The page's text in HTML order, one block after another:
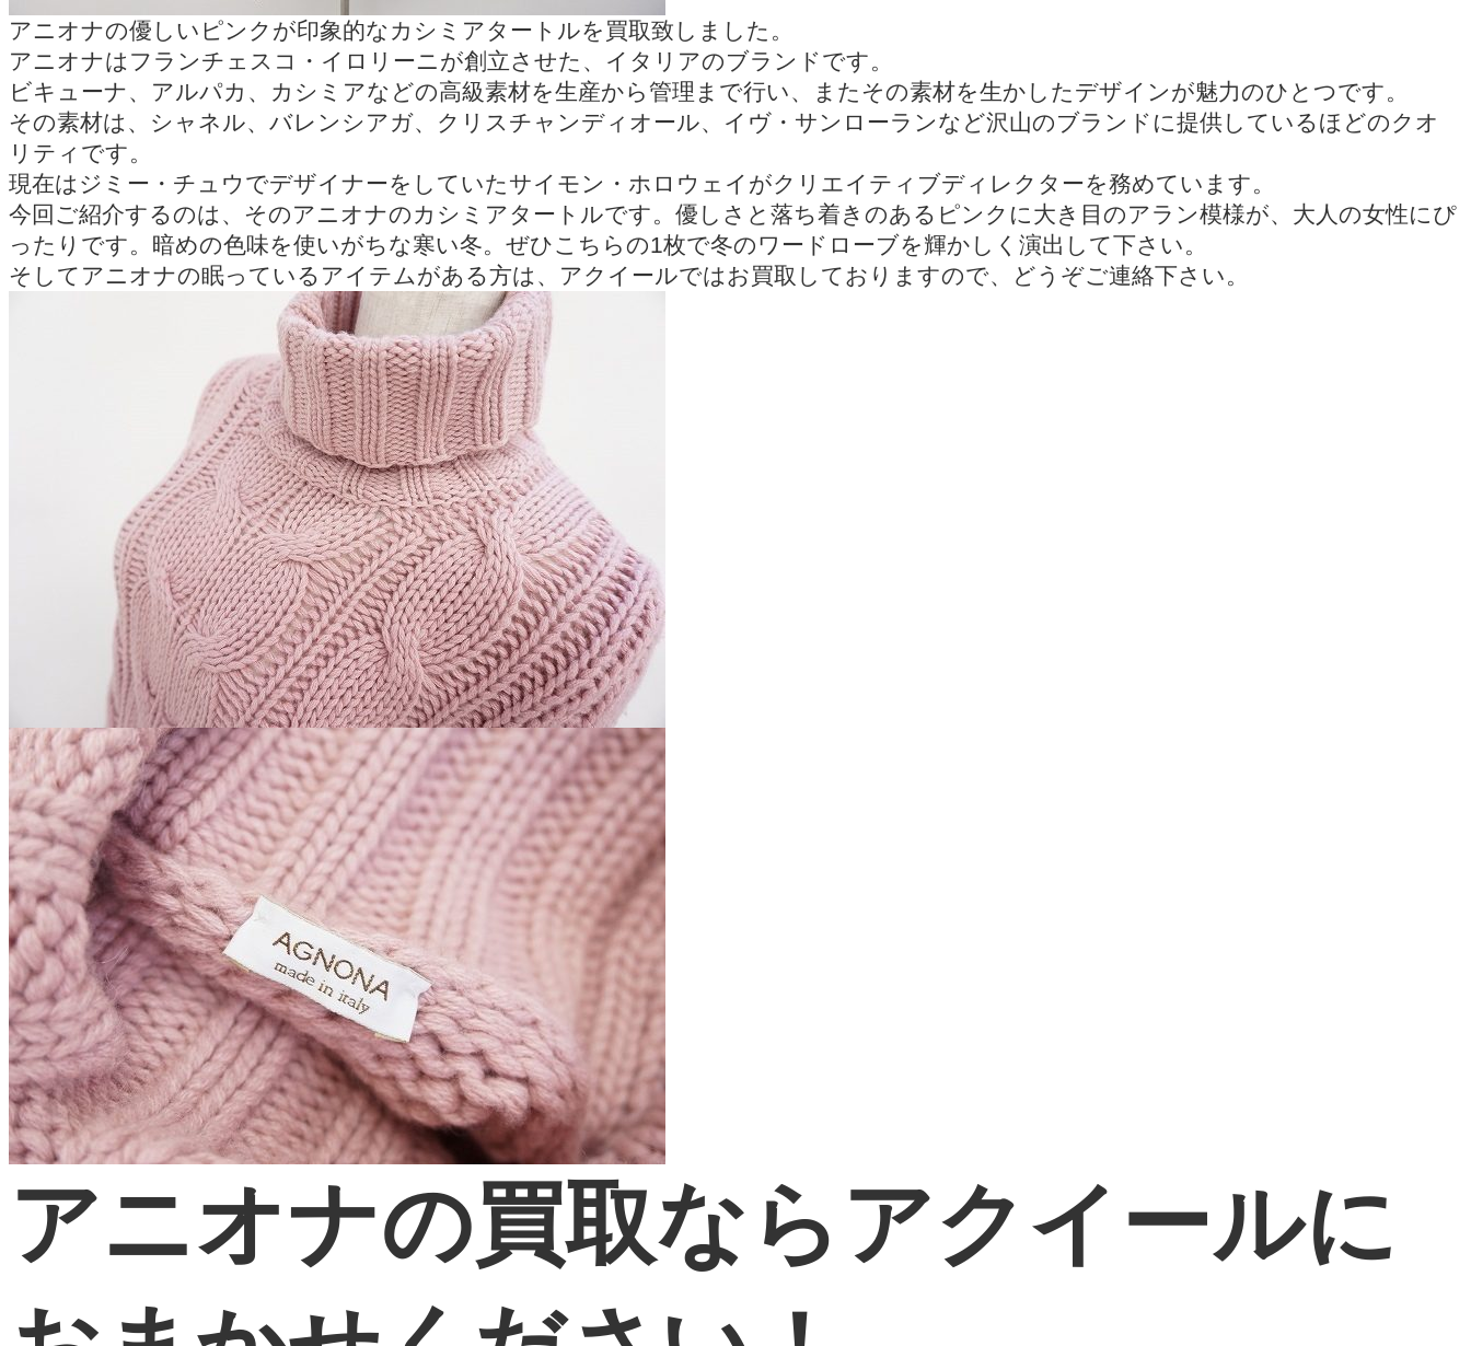
アニオナの優しいピンクが印象的なカシミアタートルを買取致しました。
アニオナはフランチェスコ・イロリーニが創立させた、イタリアのブランドです。
ビキューナ、アルパカ、カシミアなどの高級素材を生産から管理まで行い、またその素材を生かしたデザインが魅力のひとつです。
その素材は、シャネル、バレンシアガ、クリスチャンディオール、イヴ・サンローランなど沢山のブランドに提供しているほどのクオ
リティです。
現在はジミー・チュウでデザイナーをしていたサイモン・ホロウェイがクリエイティブディレクターを務めています。
今回ご紹介するのは、そのアニオナのカシミアタートルです。優しさと落ち着きのあるピンクに大き目のアラン模様が、大人の女性にぴ
ったりです。暗めの色味を使いがちな寒い冬。ぜひこちらの1枚で冬のワードローブを輝かしく演出して下さい。
そしてアニオナの眠っているアイテムがある方は、アクイールではお買取しておりますので、どうぞご連絡下さい。
アニオナの買取ならアクイールに